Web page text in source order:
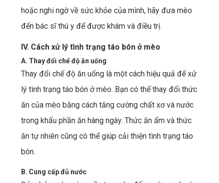
hoặc nghi ngờ về sức khỏe của mình, hãy đưa mèo
đến bác sĩ thú y để được khám và điều trị.
IV. Cách xử lý tình trạng táo bón ở mèo
A. Thay đổi chế độ ăn uống
Thay đổi chế độ ăn uống là một cách hiệu quả để xử
lý tình trạng táo bón ở mèo. Bạn có thể thay đổi thức
ăn của mèo bằng cách tăng cường chất xơ và nước
trong khẩu phần ăn hàng ngày. Thức ăn ẩm và thức
ăn tự nhiên cũng có thể giúp cải thiện tình trạng táo
bón.
B. Cung cấp đủ nước